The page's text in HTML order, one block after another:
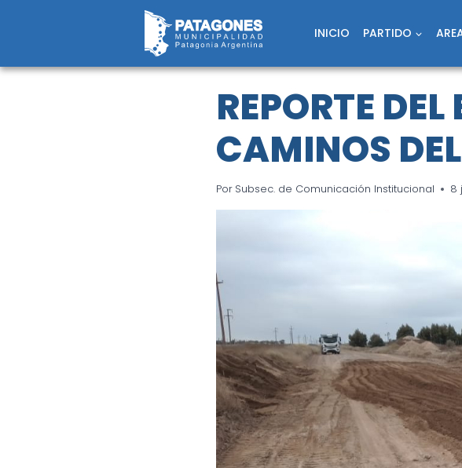
INICIO PARTIDO
REPORTE
CAMINOS
Por Subsec. de Comunicación Institucional 8